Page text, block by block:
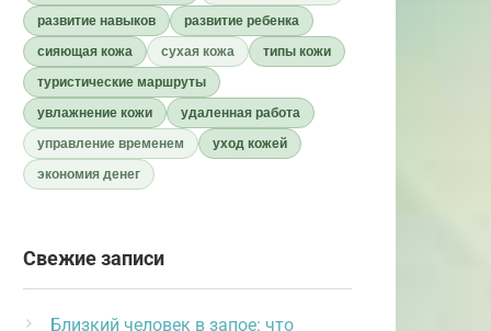
развитие навыков
развитие ребенка
сияющая кожа
сухая кожа
типы кожи
туристические маршруты
увлажнение кожи
удаленная работа
управление временем
уход кожей
экономия денег
Свежие записи
Близкий человек в запое: что